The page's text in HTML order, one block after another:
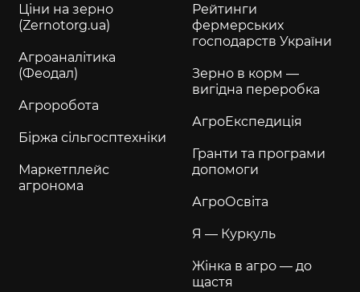
Ціни на зерно
(Zernotorg.ua)
Агроаналітика
(Феодал)
Агроробота
Біржа сільгосптехніки
Маркетплейс
агронома
Рейтинги
фермерських
господарств України
Зерно в корм —
вигідна переробка
АгроЕкспедиція
Гранти та програми
допомоги
АгроОсвіта
Я — Куркуль
Жінка в агро — до
щастя